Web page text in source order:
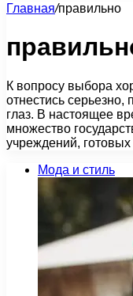
Главная/правильно
К вопросу выбора
отнестись серьезно,
глаз. В настоящее
множество
учреждений,
Мода и стиль